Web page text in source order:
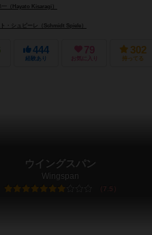
一（Hayato Kisaragi）
・シュピーレ（Schmidt Spiele）
444
経験あり
79
お気に入り
302
持ってる
ウイングスパン
Wingspan
7.5